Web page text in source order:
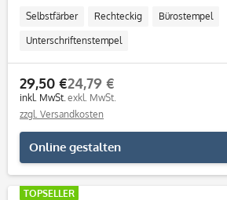
Selbstfärber Rechteckig Bürostempel
Unterschriftenstempel
29,50 €
inkl. MwSt.
24,79 €
exkl. MwSt.
zzgl. Versandkosten
Online gestalten
TOPSELLER